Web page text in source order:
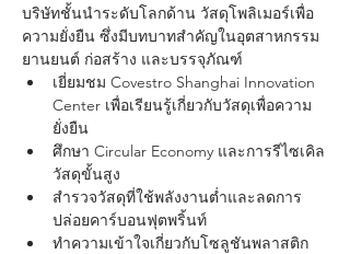
บริษัทชั้นนำระดับโลกด้าน วัสดุโพลิเมอร์เพื่อ
ความยั่งยืน ซึ่งมีบทบาทสำคัญในอุตสาหกรรม
ยานยนต์ ก่อสร้าง และบรรจุภัณฑ์
เยี่ยมชม Covestro Shanghai Innovation
Center เพื่อเรียนรู้เกี่ยวกับวัสดุเพื่อความ
ยั่งยืน
ศึกษา Circular Economy และการรีไซเคิล
วัสดุขั้นสูง
สำรวจวัสดุที่ใช้พลังงานต่ำและลดการ
ปล่อยคาร์บอนฟุตพริ้นท์
ทำความเข้าใจเกี่ยวกับโซลูชันพลาสติก